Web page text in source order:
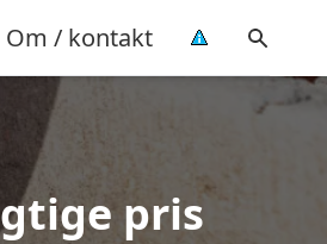
Om / kontakt
pris